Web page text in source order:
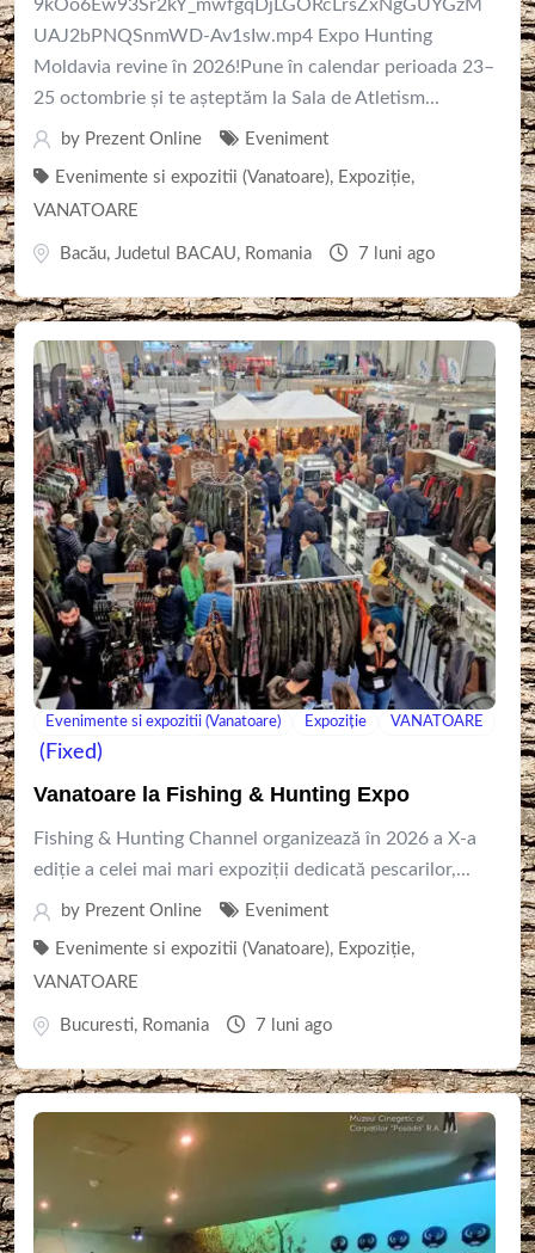
9kOo6Ew93Sr2kY_mwfgqDjLGORcLrsZxNgGUYGzM
UAJ2bPNQSnmWD-Av1sIw.mp4 Expo Hunting
Moldavia revine în 2026!Pune în calendar perioada 23–
25 octombrie și te așteptăm la Sala de Atletism...
by Prezent Online Eveniment
Evenimente si expozitii (Vanatoare), Expoziție,
VANATOARE
Bacău, Judetul BACAU, Romania 7 luni ago
Evenimente si expozitii (Vanatoare) Expoziție VANATOARE
(Fixed)
Vanatoare la Fishing & Hunting Expo
Fishing & Hunting Channel organizează în 2026 a X-a
ediție a celei mai mari expoziții dedicată pescarilor,...
by Prezent Online Eveniment
Evenimente si expozitii (Vanatoare), Expoziție,
VANATOARE
Bucuresti, Romania 7 luni ago